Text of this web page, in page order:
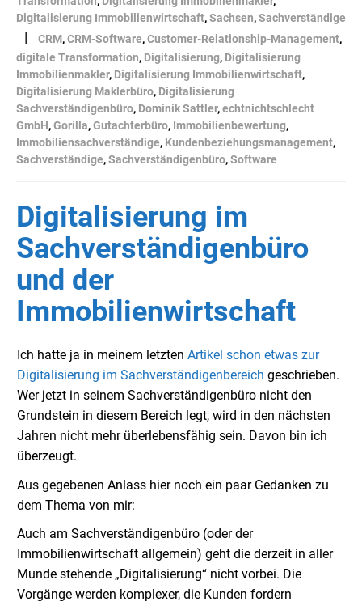
Digitalisierung Immobilienwirtschaft,Sachsen,Sachverständige
| CRM,CRM-Software,Customer-Relationship-Management,
digitale Transformation, Digitalisierung, Digitalisierung
Immobilienmakler, Digitalisierung Immobilienwirtschaft,
Digitalisierung Maklerbüro, Digitalisierung
Sachverständigenbüro, Dominik Sattler,echtnichtschlecht
GmbH,Gorilla,Gutachterbüro, Immobilienbewertung,
Immobiliensachverständige, Kundenbeziehungsmanagement,
Sachverständige,Sachverständigenbüro,Software
Digitalisierung im
Sachverständigenbüro
und der
Immobilienwirtschaft
Ich hatte ja in meinem letzten Artikel schon etwas zur
Digitalisierung im Sachverständigenbereich geschrieben.
Wer jetzt in seinem Sachverständigenbüro nicht den
Grundstein in diesem Bereich legt, wird in den nächsten
Jahren nicht mehr überlebensfähig sein. Davon bin ich
überzeugt.
Aus gegebenen Anlass hier noch ein paar Gedanken zu
dem Thema von mir:
Auch am Sachverständigenbüro (oder der
Immobilienwirtschaft allgemein) geht die derzeit in aller
Munde stehende „Digitalisierung“ nicht vorbei. Die
Vorgänge werden komplexer, die Kunden fordern